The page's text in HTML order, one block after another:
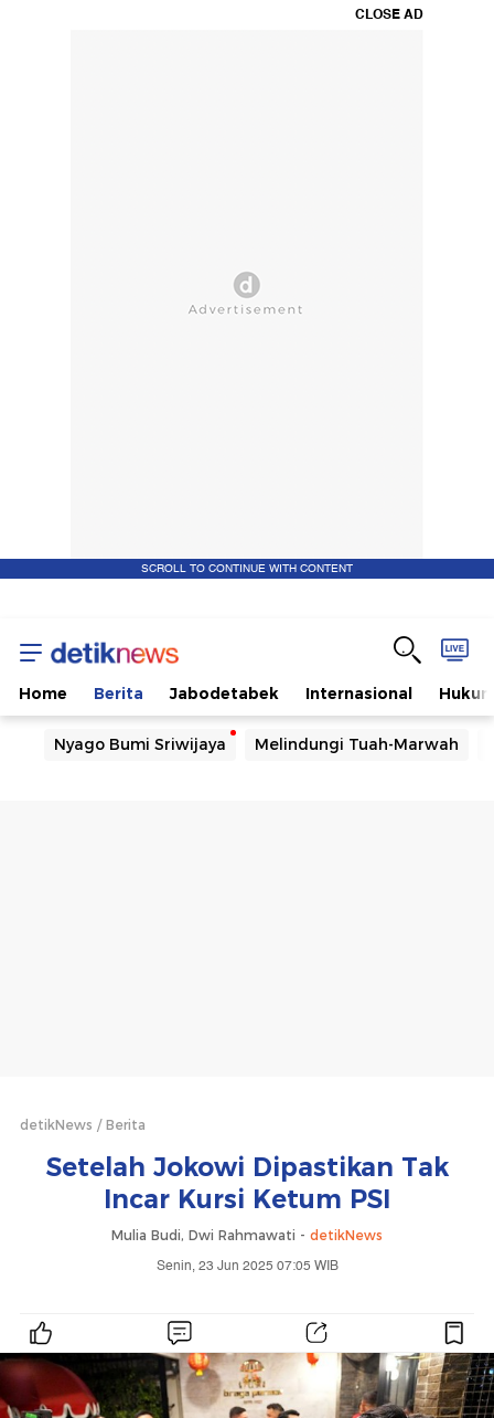
CLOSE AD
SCROLL TO CONTINUE WITH CONTENT
Home Berita Jabodetabek Internasional
Nyago Bumi Sriwijaya Melindungi Tuah-Marwah
detikNews Berita
Setelah Jokowi Dipastikan Tak
Incar Kursi Ketum PSI
Mulia Budi, Dwi Rahmawati - detikNews
Senin, 23 Jun 2025 07:05 WIB